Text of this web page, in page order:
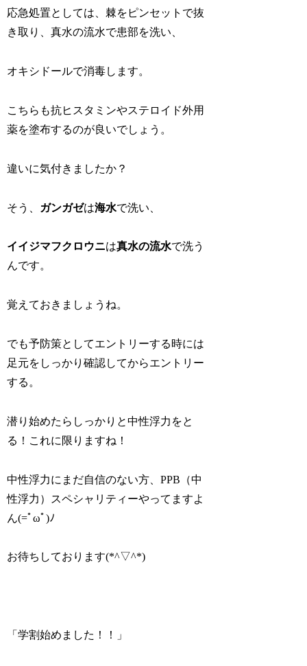
応急処置としては、棘をピンセットで抜
き取り、真水の流水で患部を洗い、
オキシドールで消毒します。
こちらも抗ヒスタミンやステロイド外用
薬を塗布するのが良いでしょう。
違いに気付きましたか？
そう、 ガンガゼは海水で洗い、
イイジマフクロウニは真水の流水で洗う
んです。
覚えておきましょうね。
でも予防策としてエントリーする時には
足元をしっかり確認してからエントリー
する。
潜り始めたらしっかりと中性浮力をと
る！これに限りますね！
中性浮力にまだ自信のない方、PPB（中
性浮力）スペシャリティーやってますよ
ん(=ﾟωﾟ)ﾉ
お待ちしております(*^▽^*)
「学割始めました！！」